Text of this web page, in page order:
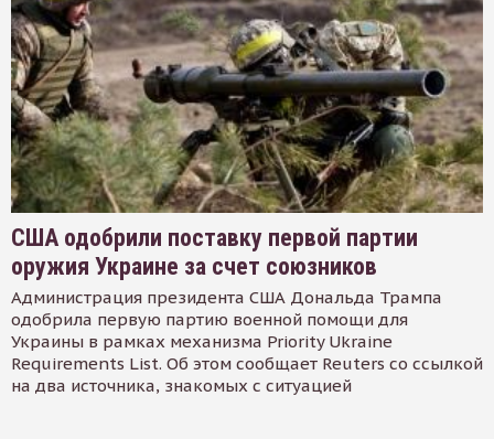
США одобрили поставку первой партии
оружия Украине за счет союзников
Администрация президента США Дональда Трампа
одобрила первую партию военной помощи для
Украины в рамках механизма Priority Ukraine
Requirements List. Об этом сообщает Reuters со ссылкой
на два источника, знакомых с ситуацией